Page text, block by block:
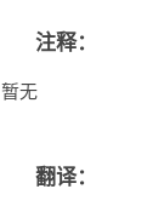
注释：
暂无
翻译：